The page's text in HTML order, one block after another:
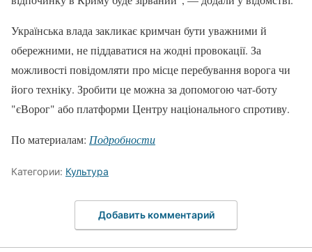
Українська влада закликає кримчан бути уважними й
обережними, не піддаватися на жодні провокації. За
можливості повідомляти про місце перебування ворога чи
його техніку. Зробити це можна за допомогою чат-боту
"єВорог" або платформи Центру національного спротиву.
По материалам: Подробности
Категории: Культура
Добавить комментарий